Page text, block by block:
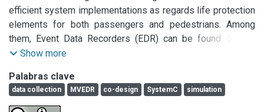
efficient system implementations as regards life protection
elements for both passengers and pedestrians. Among
them, Event Data Recorders (EDR) can be found. In this
paper, we present the results of simulations performed
Show more
Palabras clave
data collection MVEDR co-design SystemC simulation